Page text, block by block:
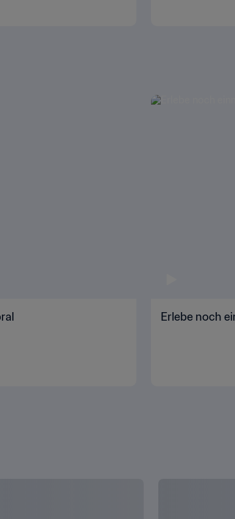
Erlebe noch